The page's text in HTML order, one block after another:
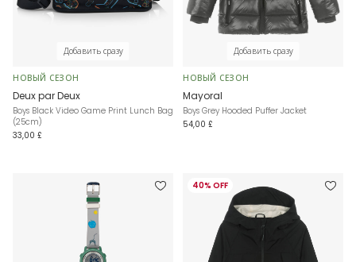
Добавить сразу
НОВЫЙ СЕЗОН
Deux par Deux
Boys Black Video Game Print Lunch Bag
(25cm)
33,00 £
Добавить сразу
НОВЫЙ СЕЗОН
Mayoral
Boys Grey Hooded Puffer Jacket
54,00 £
40% OFF